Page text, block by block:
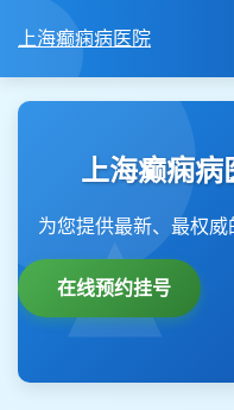
上海癫痫病医院
上海癫痫病
为您提供最新、最权
在线预约挂号